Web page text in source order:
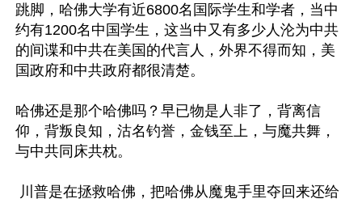
跳脚，哈佛大学有近6800名国际学生和学者，当中
约有1200名中国学生，这当中又有多少人沦为中共
的间谍和中共在美国的代言人，外界不得而知，美
国政府和中共政府都很清楚。
哈佛还是那个哈佛吗？早已物是人非了，背离信
仰，背叛良知，沽名钓誉，金钱至上，与魔共舞，
与中共同床共枕。